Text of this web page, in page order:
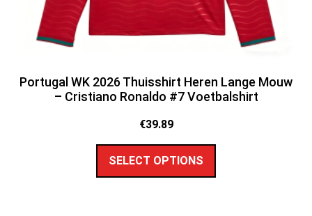
Portugal WK 2026 Thuisshirt Heren Lange Mouw
– Cristiano Ronaldo #7 Voetbalshirt
€39.89
SELECT OPTIONS